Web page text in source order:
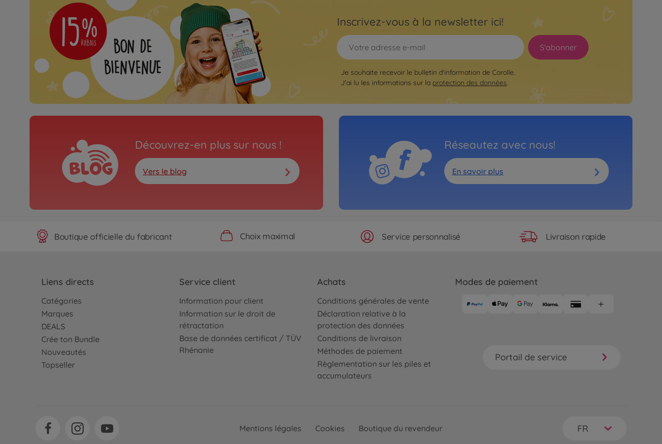
Inscrivez-vous à la newsletter ici!
S'abonner
Je souhaite recevoir le bulletin d'information de Corolle.
J'ai lu les informations sur la protection des données.
Découvrez-en plus sur nous !
Vers le blog
Réseautez avec nous!
En savoir plus
Boutique officielle du fabricant Choix maximal Service personnalisé Livraison rapide
Liens directs
Catégories
Marques
DEALS
Crée ton Bundle
Nouveautés
Topseller
Service client
Information pour client
Information sur le droit de
rétractation
Base de données certificat / TÜV
Rhénanie
Achats
Conditions générales de vente
Déclaration relative à la
protection des données
Conditions de livraison
Méthodes de paiement
Règlementation sur les piles et
accumulateurs
Modes de paiement
Portail de service
Mentions légales Cookies Boutique du revendeur FR